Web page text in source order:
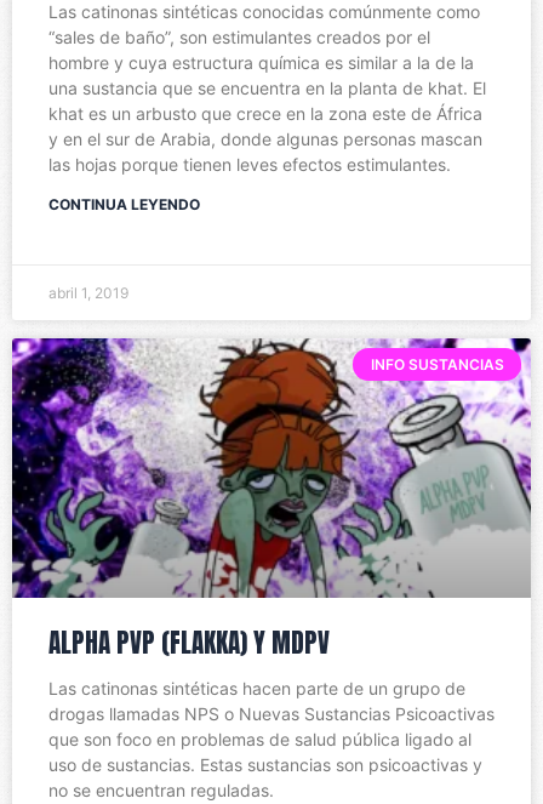
Las catinonas sintéticas conocidas comúnmente como
“sales de baño”, son estimulantes creados por el
hombre y cuya estructura química es similar a la de la
una sustancia que se encuentra en la planta de khat. El
khat es un arbusto que crece en la zona este de África
y en el sur de Arabia, donde algunas personas mascan
las hojas porque tienen leves efectos estimulantes.
CONTINUA LEYENDO
abril 1, 2019
INFO SUSTANCIAS
ALPHA PVP (FLAKKA) Y MDPV
Las catinonas sintéticas hacen parte de un grupo de
drogas llamadas NPS o Nuevas Sustancias Psicoactivas
que son foco en problemas de salud pública ligado al
uso de sustancias. Estas sustancias son psicoactivas y
no se encuentran reguladas.